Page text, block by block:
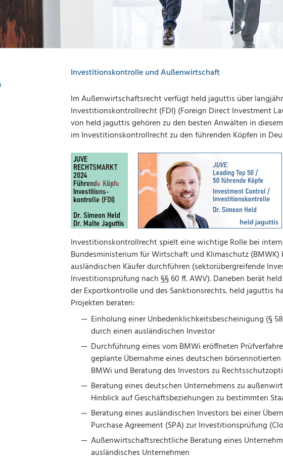
Investitionskontrolle und Außenwirtschaft
Im Außenwirtschaftsrecht verfügt held jaguttis über
Investitionskontrollrecht (FDI) (Foreign Direct Investment
von held jaguttis gehören zu den besten Anwälten in
im Investitionskontrollrecht zu den führenden Köpfen in
Investitionskontrollrecht spielt eine wichtige Rolle bei
Bundesministerium für Wirtschaft und Klimaschutz
ausländischen Käufer durchführen (sektorübergreifende
Investitionsprüfung nach §§ 60 ff. AWV). Daneben berät
der Exportkontrolle und des Sanktionsrechts. held jaguttis
Projekten beraten:
Einholung einer Unbedenklichkeitsbescheinigung (§
durch einen ausländischen Investor
Durchführung eines vom BMWi eröffneten
geplante Übernahme eines deutschen
BMWi und Beratung des Investors zu
Beratung eines deutschen Unternehmens zu
Hinblick auf Geschäftsbeziehungen zu bestimmten
Beratung eines ausländischen Investors bei einer
Purchase Agreement (SPA) zur Investitionsprüfung
Außenwirtschaftsrechtliche Beratung eines
ausländisches Unternehmen